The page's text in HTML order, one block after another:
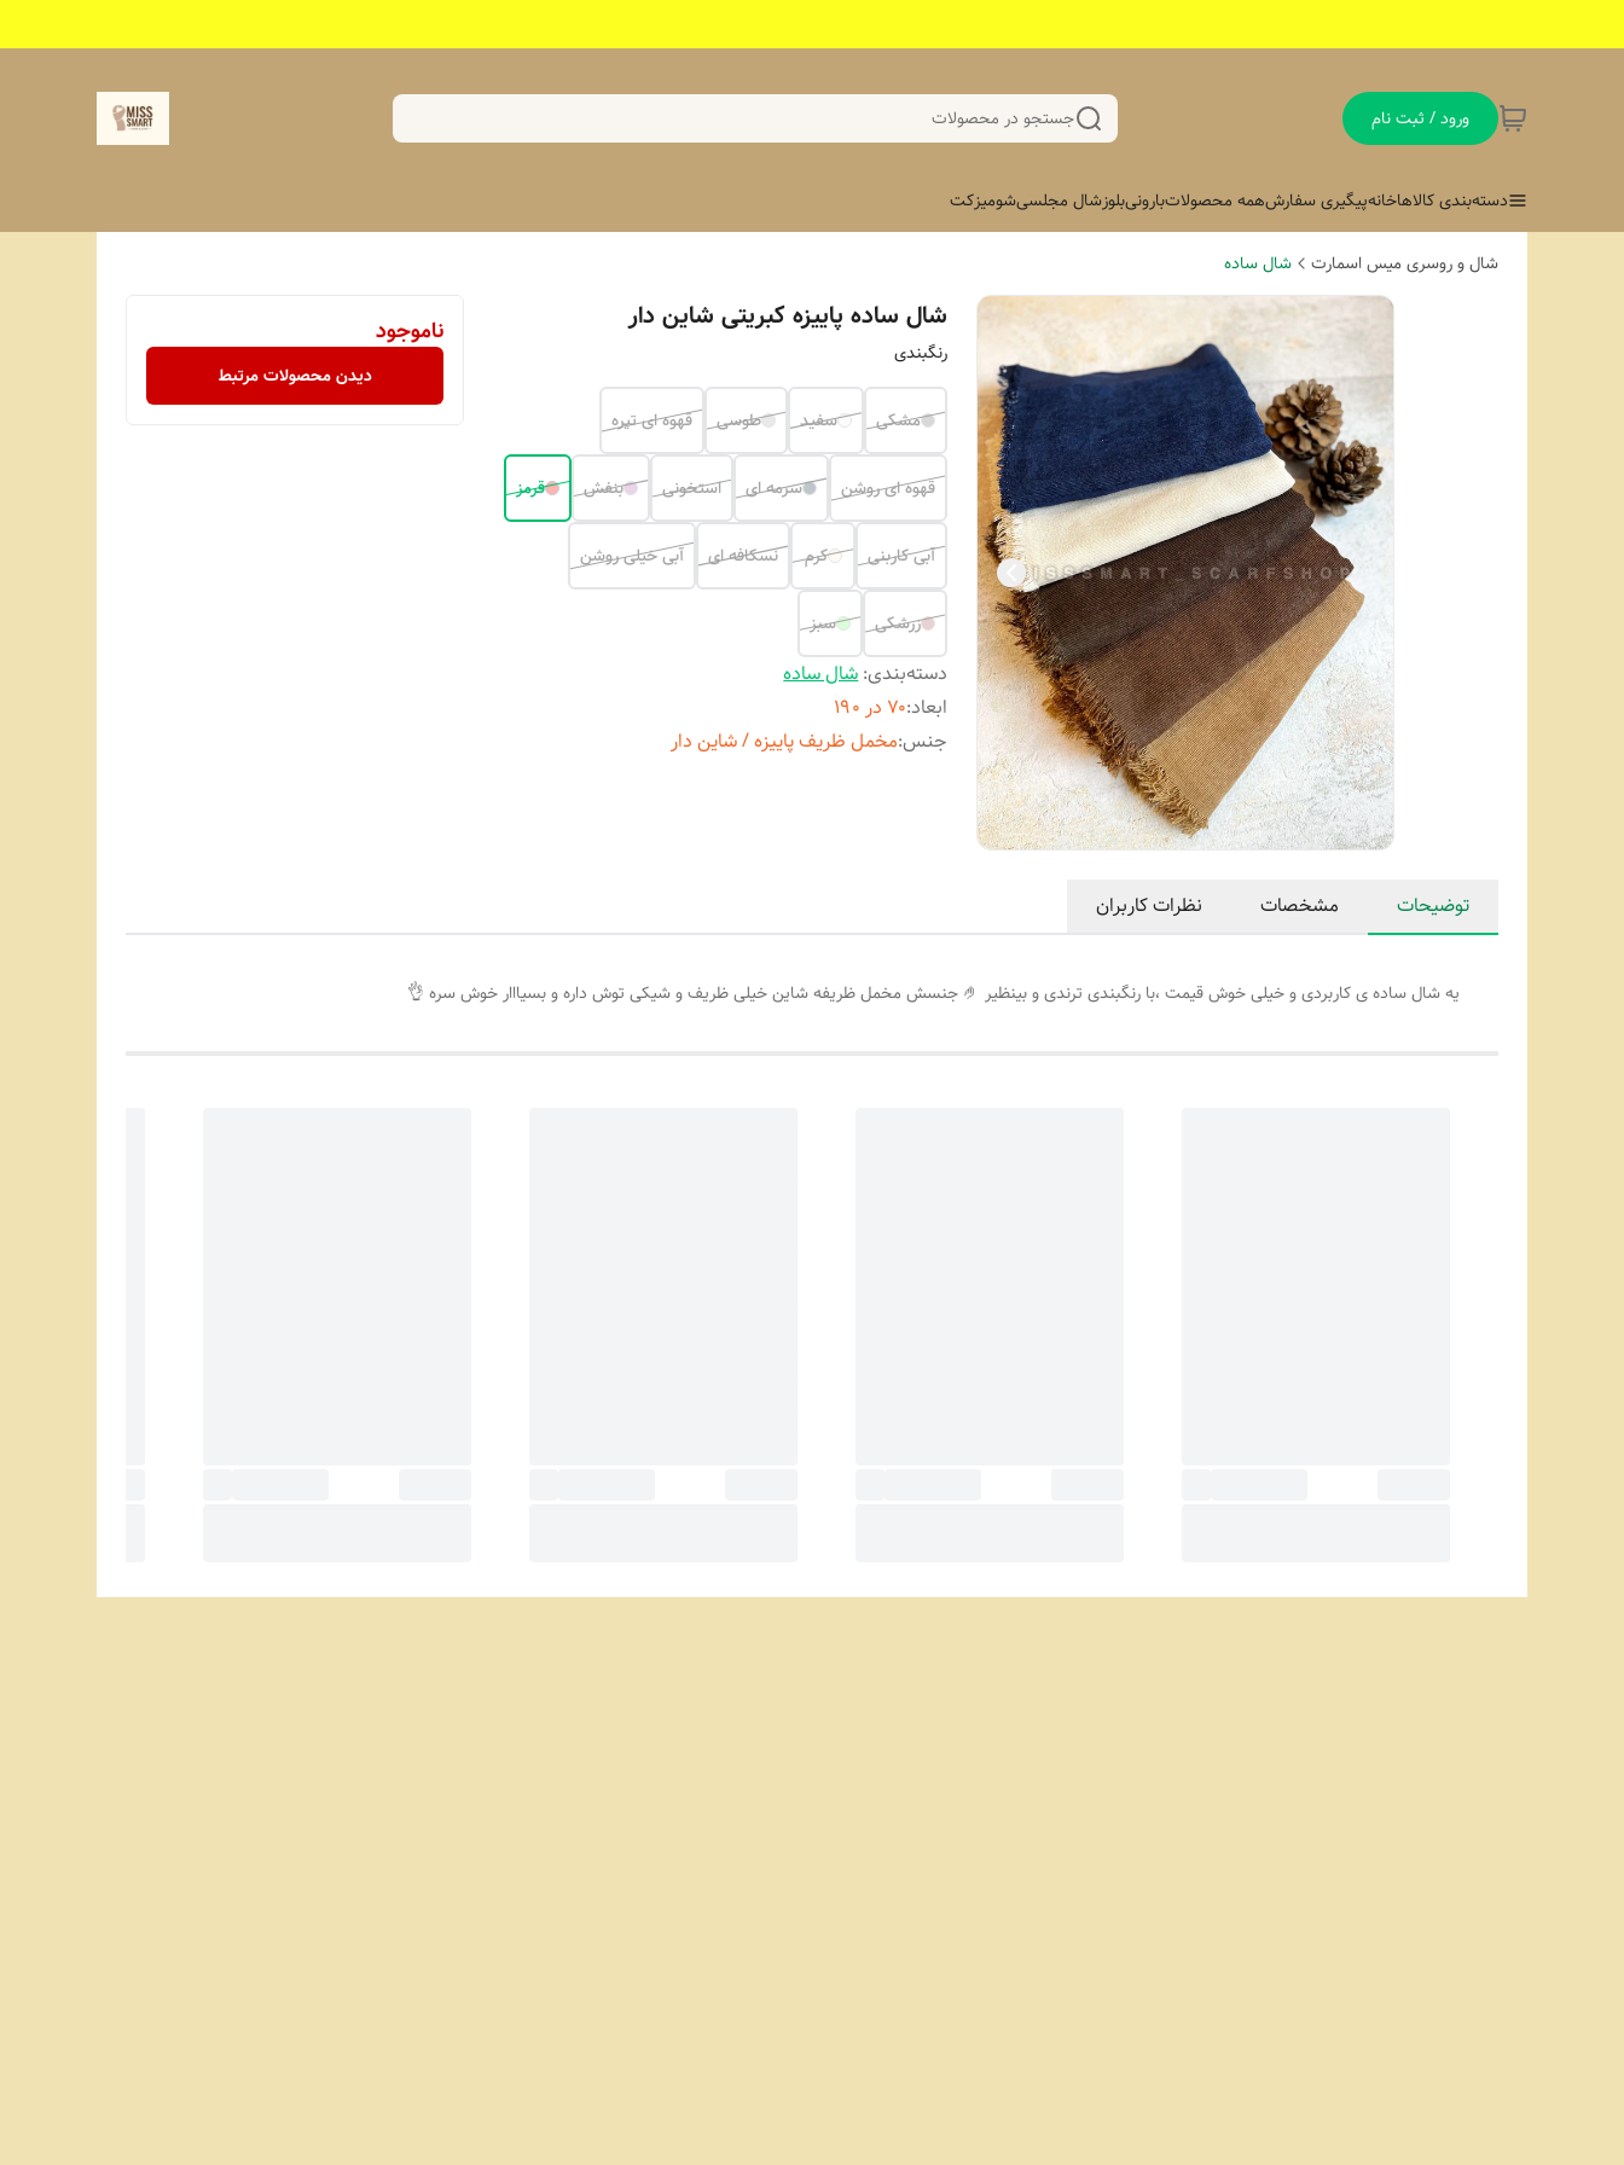
ورود / ثبت نام جستجو در محصولات
دسته‌بندی کالاهاخانهپیگیری سفارشهمه محصولاتبارونیبلوزشال مجلسیشومیزکت
شال و روسری میس اسمارت شال ساده
شال ساده پاییزه کبریتی شاین دار
رنگبندی
مشکی سفید طوسی قهوه ای تیره
قهوه ای روشن سرمه ای استخونی بنفش قرمز
آبی کاربنی کرم نسکافه ای آبی خیلی روشن
زرشکی سبز
دسته‌بندی:شال ساده
ابعاد:۷۰ در ۱۹۰
جنس:مخمل ظریف پاییزه / شاین دار
ناموجود
دیدن محصولات مرتبط
توضیحات مشخصات نظرات کاربران
یه شال ساده ی کاربردی و خیلی خوش قیمت ،با رنگبندی ترندی و بینظیر 🤌 جنسش مخمل ظریفه شاین خیلی ظریف و شیکی توش داره و بسیااار خوش سره 👌